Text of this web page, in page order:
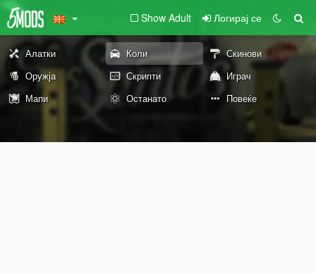
Show Adult Логирај се
Алатки Коли
Скинови
Оружја
Скрипти
Играч
Мапи
Останато Повеќе